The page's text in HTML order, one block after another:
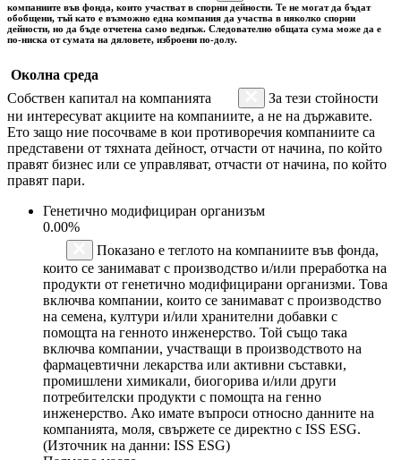
компаниите във фонда, които участват в спорни дейности. Те не могат да бъдат
обобщени, тъй като е възможно една компания да участва в няколко спорни
дейности, но да бъде отчетена само веднъж. Следователно общата сума може да е
по-ниска от сумата на дяловете, изброени по-долу.
Околна среда
Собствен капитал на компанията
За тези стойности
ни интересуват акциите на компаниите, а не на държавите.
Ето защо ние посочваме в кои противоречия компаниите са
представени от тяхната дейност, отчасти от начина, по който
правят бизнес или се управляват, отчасти от начина, по който
правят пари.
Генетично модифициран организъм
0.00%
Показано е теглото на компаниите във фонда,
които се занимават с производство и/или преработка на
продукти от генетично модифицирани организми. Това
включва компании, които се занимават с производство
на семена, култури и/или хранителни добавки с
помощта на генното инженерство. Той също така
включва компании, участващи в производството на
фармацевтични лекарства или активни съставки,
промишлени химикали, биогорива и/или други
потребителски продукти с помощта на генно
инженерство. Ако имате въпроси относно данните на
компанията, моля, свържете се директно с ISS ESG.
(Източник на данни: ISS ESG)